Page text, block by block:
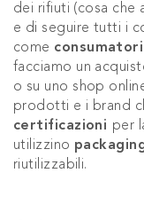
dei rifiuti (cosa che
e di seguire tutti i
come
facciamo un
o su uno shop
prodotti e i brand
certificazioni per
utilizzino
riutilizzabili.